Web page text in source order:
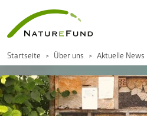
Startseite Über uns Aktuelle News